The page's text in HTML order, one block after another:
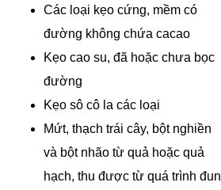
Các loại kẹo cứng, mềm có
đường không chứa cacao
Kẹo cao su, đã hoặc chưa bọc
đường
Kẹo sô cô la các loại
Mứt, thạch trái cây, bột nghiền
và bột nhão từ quả hoặc quả
hạch, thu được từ quá trình đun